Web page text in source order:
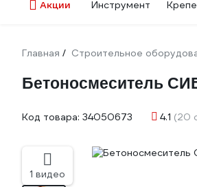
Акции Инструмент
Главная / Строительное
Бетоносмеситель
Код товара: 34050673 4.1 (20
1 видео